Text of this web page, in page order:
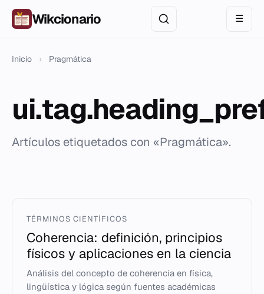
Wikcionario ☰
Inicio › Pragmática
Artículos etiquetados con «Pragmática».
TÉRMINOS CIENTÍFICOS
Coherencia: definición, principios
físicos y aplicaciones en la ciencia
Análisis del concepto de coherencia en física,
lingüística y lógica según fuentes académicas